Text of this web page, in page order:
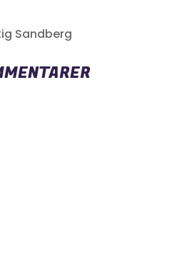
Sandberg